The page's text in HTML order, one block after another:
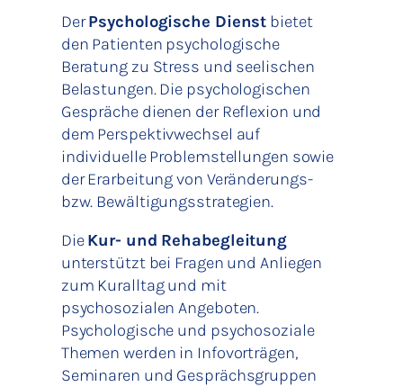
DerPsychologische Dienst bietet
den Patienten psychologische
Beratung zu Stress und seelischen
Belastungen. Die psychologischen
Gespräche dienen der Reflexion und
dem Perspektivwechsel auf
individuelle Problemstellungen sowie
der Erarbeitung von Veränderungs-
bzw. Bewältigungsstrategien.
DieKur- und Rehabegleitung
unterstützt bei Fragen und Anliegen
zum Kuralltag und mit
psychosozialen Angeboten.
Psychologische und psychosoziale
Themen werden in Infovorträgen,
Seminaren und Gesprächsgruppen